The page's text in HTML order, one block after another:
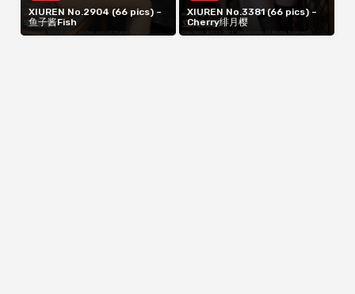
XIUREN No.2904 (66 pics) –
鱼子酱Fish
XIUREN No.3381 (66 pics) –
Cherry绯月樱